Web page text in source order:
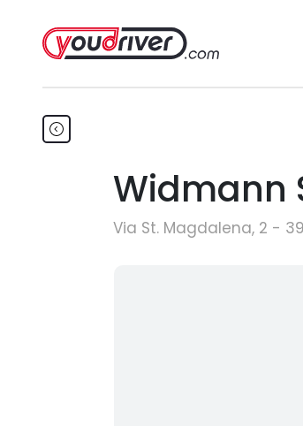
Widmann
Via St. Magdalena, 2 -